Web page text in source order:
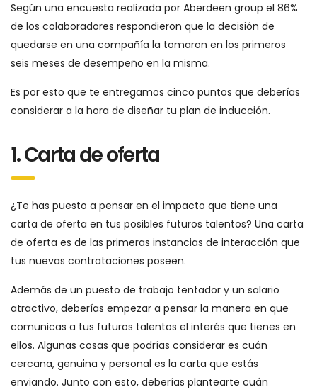
Según una encuesta realizada por Aberdeen group el 86%
de los colaboradores respondieron que la decisión de
quedarse en una compañía la tomaron en los primeros
seis meses de desempeño en la misma.
Es por esto que te entregamos cinco puntos que deberías
considerar a la hora de diseñar tu plan de inducción.
1. Carta de oferta
¿Te has puesto a pensar en el impacto que tiene una
carta de oferta en tus posibles futuros talentos? Una carta
de oferta es de las primeras instancias de interacción que
tus nuevas contrataciones poseen.
Además de un puesto de trabajo tentador y un salario
atractivo, deberías empezar a pensar la manera en que
comunicas a tus futuros talentos el interés que tienes en
ellos. Algunas cosas que podrías considerar es cuán
cercana, genuina y personal es la carta que estás
enviando. Junto con esto, deberías plantearte cuán